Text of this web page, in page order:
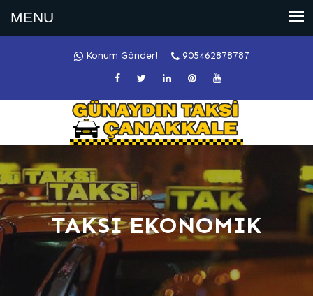
Konum Gönder! 905462878787
TAKSI EKONOMIK